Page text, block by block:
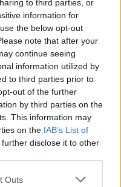
to third parties, or
information for
the below opt-out
note that after your
continue seeing
information utilized by
to third parties prior to
out of the further
by third parties on the
This information may
on the IAB’s List of
disclose it to other
Outs
интелект
и